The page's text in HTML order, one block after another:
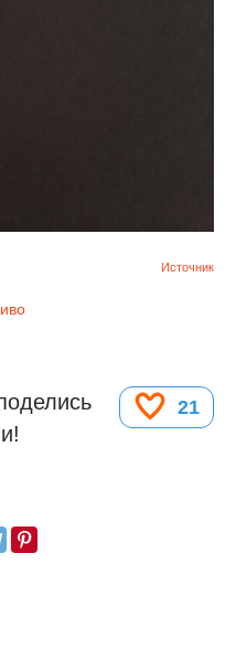
Источник
21